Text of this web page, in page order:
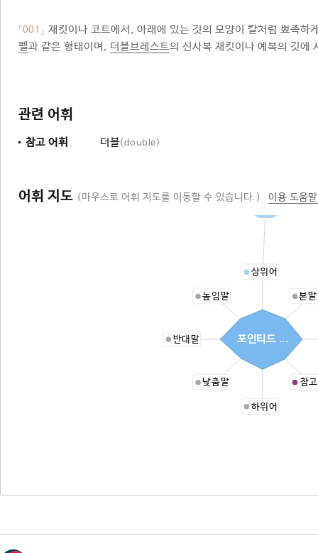
「001」 재킷이나 코트에서, 아래에 있는 깃의 모양이 칼처럼 뾰족하
펠과 같은 형태이며, 더블브레스트의 신사복 재킷이나 예복의 깃에
관련 어휘
참고 어휘 더블(double)
어휘 지도 (마우스로 어휘 지도를 이동할 수 있습니다.) 이용 도움
상위어
본
참
하위어
낮춤말
반대말
높임말
포인티드 ...